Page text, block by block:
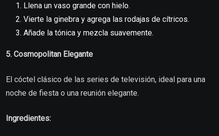
Llena un vaso grande con hielo.
Vierte la ginebra y agrega las rodajas de cítricos.
Añade la tónica y mezcla suavemente.
5. Cosmopolitan Elegante
El cóctel clásico de las series de televisión, ideal para una
noche de fiesta o una reunión elegante.
Ingredientes: